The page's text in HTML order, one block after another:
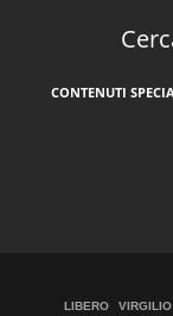
CONTENUTI
LIBERO VIRGILIO